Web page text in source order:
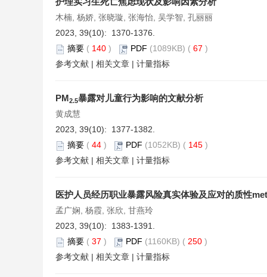
木楠, 杨娇, 张晓璇, 张海怡, 吴学智, 孔丽丽
2023, 39(10): 1370-1376.
摘要 ( 140 ) PDF (1089KB) ( 67 )
参考文献 | 相关文章 | 计量指标
PM2.5暴露对儿童行为影响的文献分析
黄成慧
2023, 39(10): 1377-1382.
摘要 ( 44 ) PDF (1052KB) ( 145 )
参考文献 | 相关文章 | 计量指标
医护人员经历职业暴露风险真实体验及应对的质性
孟广娴, 杨霞, 张欣, 甘燕玲
2023, 39(10): 1383-1391.
摘要 ( 37 ) PDF (1160KB) ( 250 )
参考文献 | 相关文章 | 计量指标